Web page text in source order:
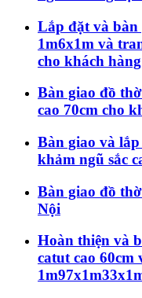
Lắp đặt và
1m6x1m và
cho khách
Bàn giao đồ
cao 70cm cho
Bàn giao và
khảm ngũ sắc
Bàn giao đồ
Nội
Hoàn thiện và
catut cao